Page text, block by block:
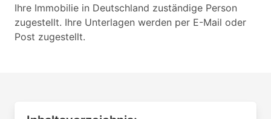
Ihre Immobilie in Deutschland zuständige Person
zugestellt. Ihre Unterlagen werden per E-Mail oder
Post zugestellt.